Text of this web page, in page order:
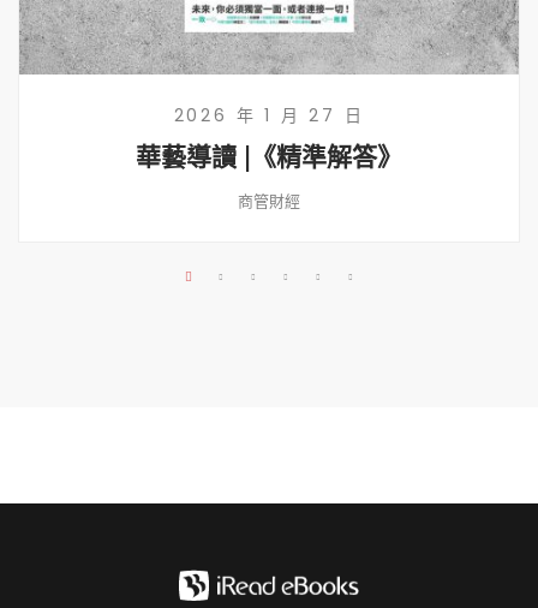
2026 年 1 月 27 日
華藝導讀 |《精準解答》
商管財經